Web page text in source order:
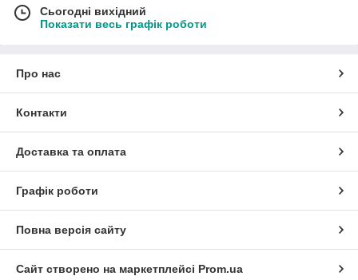
Сьогодні вихідний
Показати весь графік роботи
Про нас
Контакти
Доставка та оплата
Графік роботи
Повна версія сайту
Сайт створено на маркетплейсі Prom.ua